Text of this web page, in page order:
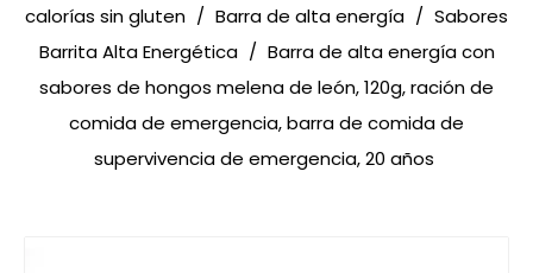
calorías sin gluten / Barra de alta energía / Sabores
Barrita Alta Energética / Barra de alta energía con
sabores de hongos melena de león, 120g, ración de
comida de emergencia, barra de comida de
supervivencia de emergencia, 20 años